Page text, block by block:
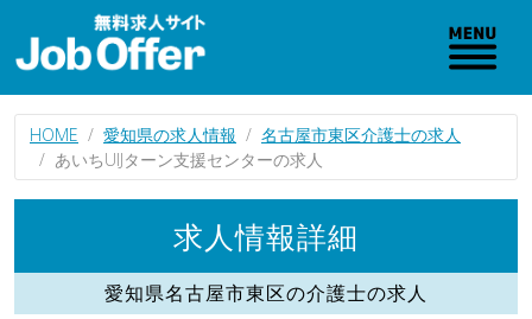
HOME 愛知県の求人情報
名古屋市東区介護士の求人
あいちUIJターン支援センターの求人
求人情報詳細
愛知県名古屋市東区の介護士の求人